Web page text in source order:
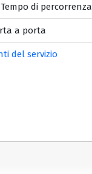
di percorrenza
a porta
del servizio